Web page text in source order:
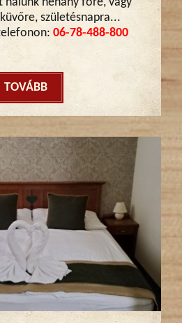
születésnapra...
06-78-488-800
TOVÁBB